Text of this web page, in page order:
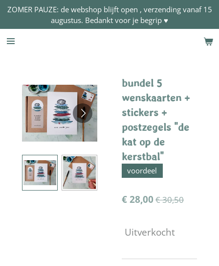
Ga
naar
de
ZOMER PAUZE: de webshop blijft open , verzending vanaf 15
augustus. Bedankt voor je begrip ♥
bundel 5
wenskaarten +
stickers +
postzegels "de
kat op de
kerstbal"
voordeel
€ 28,00 € 30,50
Uitverkocht